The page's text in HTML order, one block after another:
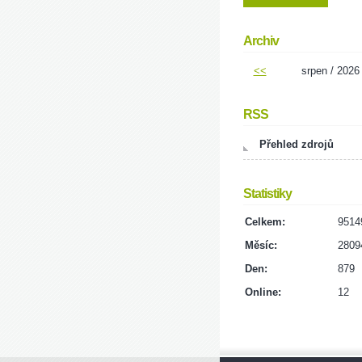
Archiv
<< srpen / 2026
RSS
Přehled zdrojů
Statistiky
Online: 12
Celkem:
Měsíc:
Den:
879